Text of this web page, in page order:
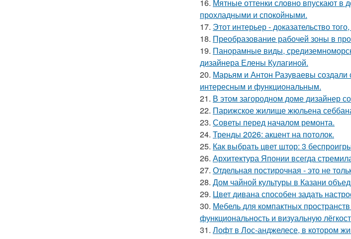
16. Мятные оттенки словно впускают в
прохладными и спокойными.
17. Этот интерьер - доказательство
18. Преобразование рабочей зоны в
19. Панорамные виды,
дизайнера Елены Кулагиной.
20. Марьям и Антон Разуваевы создали
интересным и функциональным.
21. В этом загородном доме дизайнер
22. Парижское жилище жюльена
23. Советы перед началом ремонта.
24. Тренды 2026: акцент на потолок.
25. Как выбрать цвет штор: 3
26. Архитектура Японии всегда
27. Отдельная постирочная - это не
28. Дом чайной культуры в Казани
29. Цвет дивана способен задать
30. Мебель для компактных
функциональность и визуальную
31. Лофт в Лос-анджелесе, в котором